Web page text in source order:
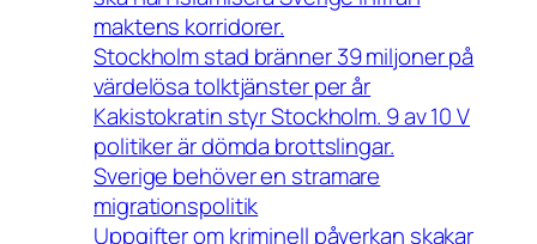
maktens korridorer.
Stockholm stad bränner 39 miljoner på
värdelösa tolktjänster per år
Kakistokratin styr Stockholm. 9 av 10 V
politiker är dömda brottslingar.
Sverige behöver en stramare
migrationspolitik
Uppgifter om kriminell påverkan skakar